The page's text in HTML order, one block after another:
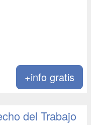
+info gratis
del Trabajo